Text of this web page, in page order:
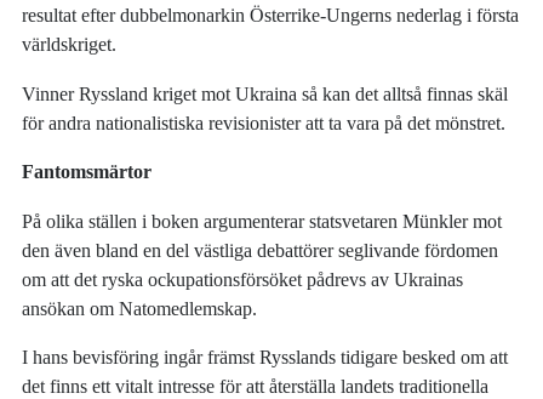
resultat efter dubbelmonarkin Österrike-Ungerns nederlag i första
världskriget.
Vinner Ryssland kriget mot Ukraina så kan det alltså finnas skäl
för andra nationalistiska revisionister att ta vara på det mönstret.
Fantomsmärtor
På olika ställen i boken argumenterar statsvetaren Münkler mot
den även bland en del västliga debattörer seglivande fördomen
om att det ryska ockupationsförsöket pådrevs av Ukrainas
ansökan om Natomedlemskap.
I hans bevisföring ingår främst Rysslands tidigare besked om att
det finns ett vitalt intresse för att återställa landets traditionella